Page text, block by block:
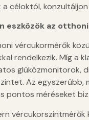
a céloktól,
eszközök az
vércukormérők
rendelkezik. Míg a
glükózmonitorok,
Az egyszerűbb,
pontos méréseket